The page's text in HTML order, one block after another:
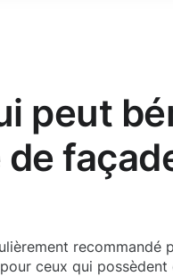
peut
recommandé
ceux qui possèdent